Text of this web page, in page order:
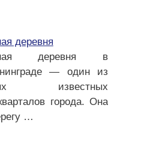
деревня
деревня в
— один из
известных
города. Она
…